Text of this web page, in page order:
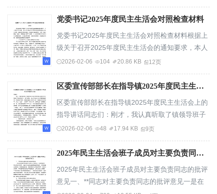
党委书记2025年度民主生活会对照检查材料
党委书记2025年度民主生活会对照检查材料根据上
级关于召开2025年度民主生活会的通知要求，本人
紧扣会议主题，深入学习贯彻习近平新时代中国...
2026-02-06 104 20.86 KB 12页
区委宣传部部长在指导镇2025年度民主生活会上的指导讲话
区委宣传部部长在指导镇2025年度民主生活会上的
指导讲话同志们：刚才，我认真听取了镇领导班子
的对照检查以及各位同志的批评与自我批评。总...
2026-02-06 48 17.94 KB 9页
2025年民主生活会班子成员对主要负责同志的批评意见
2025年民主生活会班子成员对主要负责同志的批评
意见一、**同志对主要负责同志的批评意见一是在